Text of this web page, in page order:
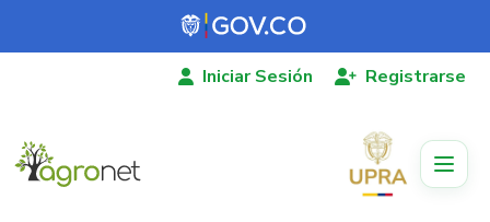
Pasar al contenido principal
Iniciar Sesión Registrarse